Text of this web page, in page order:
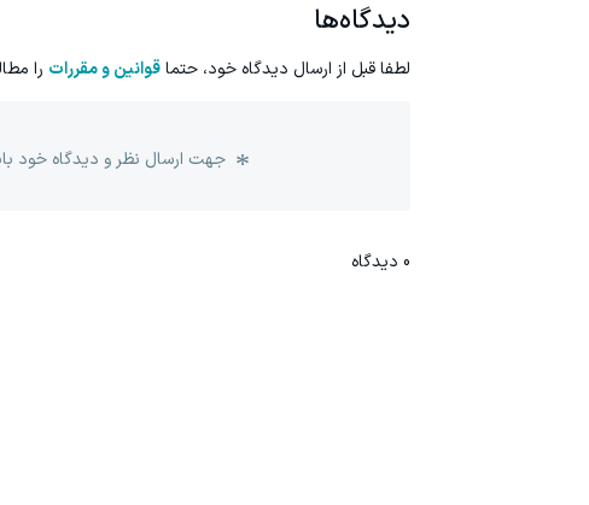
دیدگاه‌ها
لطفا قبل از ارسال دیدگاه خود، حتماقوانین و مقررات را
جهت ارسال نظر و دیدگاه خود
0 دیدگاه